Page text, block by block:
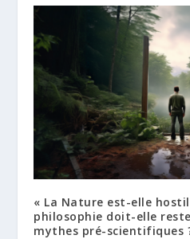
« La Nature est-elle
philosophie doit-elle
mythes pré-scientifiques